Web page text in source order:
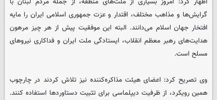
گرایش‌ها و مذاهب مختلف، اقتدار و عزت جمهوری اسلامی ایران را مایه
افتخار جهان اسلام می‌دانند. البته این موفقیت پیش از هر چیز مرهون
هدایت‌های رهبر معظم انقلاب، ایستادگی ملت ایران و فداکاری نیروهای
مسلح است.
وی تصریح کرد: اعضای هیئت مذاکره‌کننده نیز تلاش کردند در چارچوب
همین رویکرد، از ظرفیت دیپلماسی برای تثبیت دستاوردها استفاده کنند.